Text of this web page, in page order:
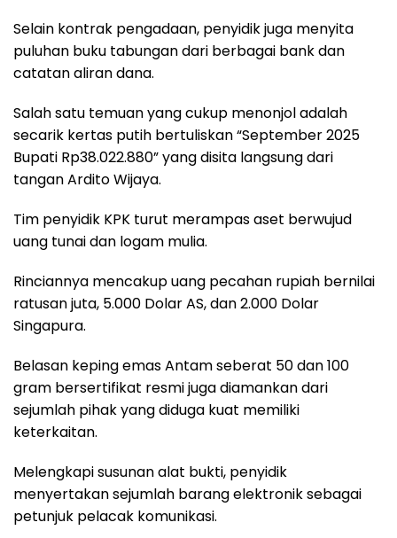
Selain kontrak pengadaan, penyidik juga menyita
puluhan buku tabungan dari berbagai bank dan
catatan aliran dana.
Salah satu temuan yang cukup menonjol adalah
secarik kertas putih bertuliskan “September 2025
Bupati Rp38.022.880” yang disita langsung dari
tangan Ardito Wijaya.
Tim penyidik KPK turut merampas aset berwujud
uang tunai dan logam mulia.
Rinciannya mencakup uang pecahan rupiah bernilai
ratusan juta, 5.000 Dolar AS, dan 2.000 Dolar
Singapura.
Belasan keping emas Antam seberat 50 dan 100
gram bersertifikat resmi juga diamankan dari
sejumlah pihak yang diduga kuat memiliki
keterkaitan.
Melengkapi susunan alat bukti, penyidik
menyertakan sejumlah barang elektronik sebagai
petunjuk pelacak komunikasi.